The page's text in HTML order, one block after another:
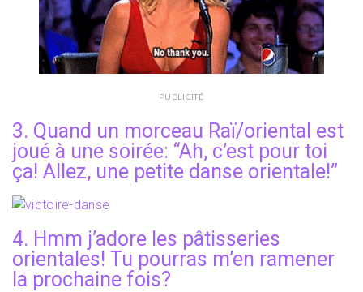
PUBLICITÉ
3. Quand un morceau Raï/oriental est
joué à une soirée: “Ah, c’est pour toi
ça! Allez, une petite danse orientale!”
4. Hmm j’adore les pâtisseries
orientales! Tu pourras m’en ramener
la prochaine fois?